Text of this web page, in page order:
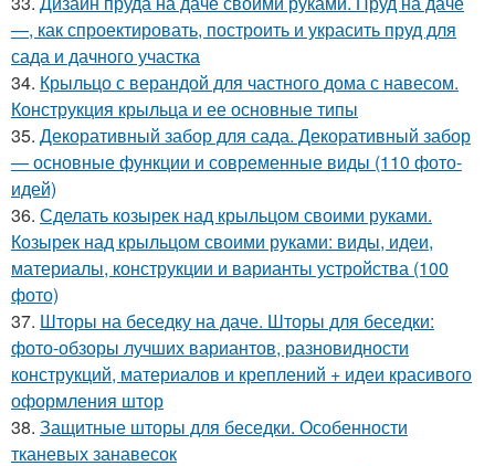
—, как спроектировать, построить и украсить пруд для
сада и дачного участка
34. Крыльцо с верандой для частного дома с навесом.
Конструкция крыльца и ее основные типы
35. Декоративный забор для сада. Декоративный забор
— основные функции и современные виды (110 фото-
идей)
36. Сделать козырек над крыльцом своими руками.
Козырек над крыльцом своими руками: виды, идеи,
материалы, конструкции и варианты устройства (100
фото)
37. Шторы на беседку на даче. Шторы для беседки:
фото-обзоры лучших вариантов, разновидности
конструкций, материалов и креплений + идеи красивого
оформления штор
38. Защитные шторы для беседки. Особенности
тканевых занавесок